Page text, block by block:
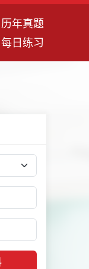
历年真题
每日练习
设计专业_
科
广播电视